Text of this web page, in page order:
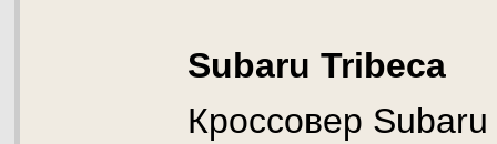
Subaru Tribeca
Кроссовер